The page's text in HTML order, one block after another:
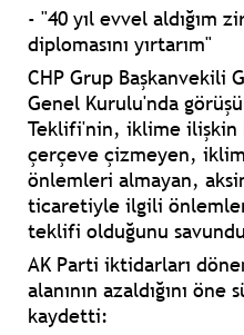
- "40 yıl evvel aldığım
diplomasını yırtarım"
CHP Grup Başkanvekili
Genel Kurulu'nda
Teklifi'nin, iklime ilişkin
çerçeve çizmeyen,
önlemleri almayan,
ticaretiyle ilgili
teklifi olduğunu
AK Parti iktidarları
alanının azaldığını öne
kaydetti: